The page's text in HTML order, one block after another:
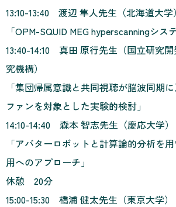
13:10-13:40 渡辺 隼人先生（北海道大学）
「OPM-SQUID MEG hyperscanningシス
13:40-14:10 真田 原行先生（国立研究
究機構）
「集団帰属意識と共同視聴が脳波同期
ファンを対象とした実験的検討」
14:10-14:40 森本 智志先生（慶応大学）
「アバターロボットと計算論的分析を
用へのアプローチ 」
休憩 20分
15:00-15:30 橋浦 健太先生（東京大学）